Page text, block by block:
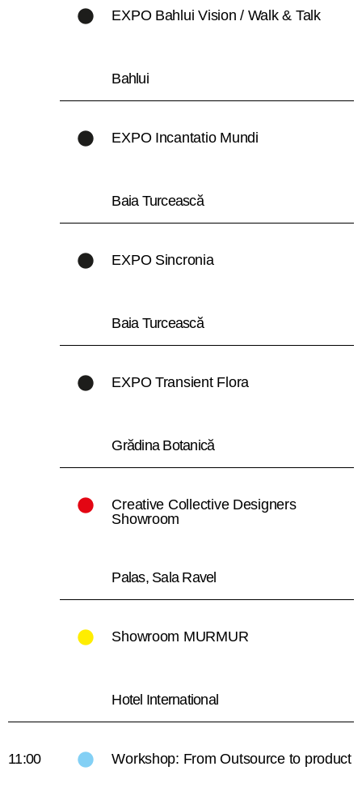
EXPO Bahlui Vision / Walk & Talk
Bahlui
EXPO Incantatio Mundi
Baia Turcească
EXPO Sincronia
Baia Turcească
EXPO Transient Flora
Grădina Botanică
Creative Collective Designers
Showroom
Palas, Sala Ravel
Showroom MURMUR
Hotel International
11:00 Workshop: From Outsource to product